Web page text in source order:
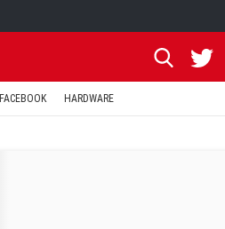
FACEBOOK HARDWARE